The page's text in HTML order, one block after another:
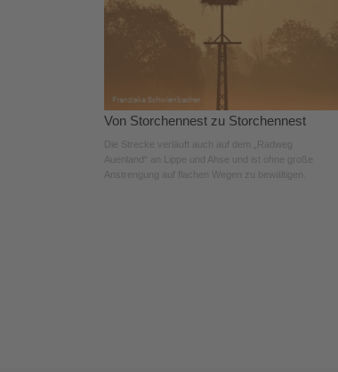
Von Storchennest zu Storchennest
Die Strecke verläuft auch auf dem „Radweg
Auenland“ an Lippe und Ahse und ist ohne große
Anstrengung auf flachen Wegen zu bewältigen.